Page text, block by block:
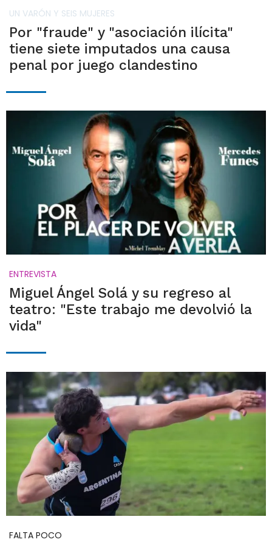
UN VARÓN Y SEIS MUJERES
Por "fraude" y "asociación ilícita"
tiene siete imputados una causa
penal por juego clandestino
ENTREVISTA
Miguel Ángel Solá y su regreso al
teatro: "Este trabajo me devolvió la
vida"
FALTA POCO